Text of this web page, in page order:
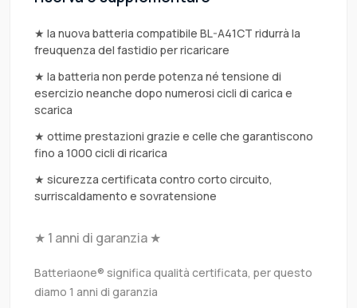
★ la nuova batteria compatibile BL-A41CT ridurrà la
freuquenza del fastidio per ricaricare
★ la batteria non perde potenza né tensione di
esercizio neanche dopo numerosi cicli di carica e
scarica
★ ottime prestazioni grazie e celle che garantiscono
fino a 1000 cicli di ricarica
★ sicurezza certificata contro corto circuito,
surriscaldamento e sovratensione
★ 1 anni di garanzia ★
Batteriaone® significa qualità certificata, per questo
diamo 1 anni di garanzia